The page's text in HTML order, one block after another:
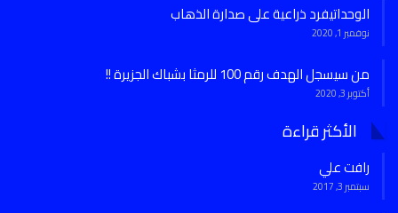
الوحداتيفرد ذراعية على صدارة الذهاب
نوفمبر 1, 2020
من سيسجل الهدف رقم 100 للرمثا بشباك الجزيرة !!
أكتوبر 3, 2020
الأكثر قراءة
رافت علي
سبتمبر 3, 2017